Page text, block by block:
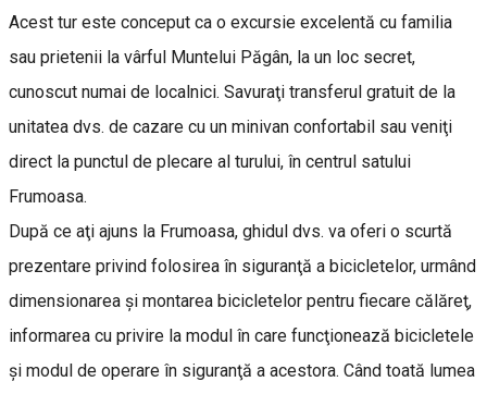
Acest tur este conceput ca o excursie excelentă cu familia
sau prietenii la vârful Muntelui Păgân, la un loc secret,
cunoscut numai de localnici. Savuraţi transferul gratuit de la
unitatea dvs. de cazare cu un minivan confortabil sau veniţi
direct la punctul de plecare al turului, în centrul satului
Frumoasa.
După ce aţi ajuns la Frumoasa, ghidul dvs. va oferi o scurtă
prezentare privind folosirea în siguranţă a bicicletelor, urmând
dimensionarea şi montarea bicicletelor pentru fiecare călăreţ,
informarea cu privire la modul în care funcţionează bicicletele
şi modul de operare în siguranţă a acestora. Când toată lumea